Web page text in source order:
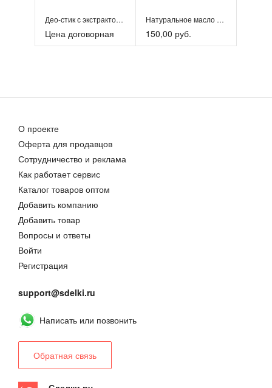
Део-стик с экстрактом коры дуба
Цена договорная
Натуральное масло для лица
150,00 руб.
О проекте
Оферта для продавцов
Сотрудничество и реклама
Как работает сервис
Каталог товаров оптом
Добавить компанию
Добавить товар
Вопросы и ответы
Войти
Регистрация
support@sdelki.ru
Написать или позвонить
Обратная связь